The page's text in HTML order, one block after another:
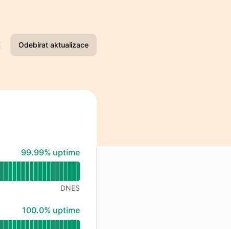
Odebírat aktualizace
Google Chat
100% - uptime
99.99% uptime
DNES
100% - uptime
100.0% uptime